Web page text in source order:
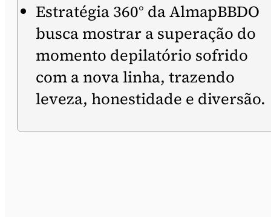
Estratégia 360° da AlmapBBDO
busca mostrar a superação do
momento depilatório sofrido
com a nova linha, trazendo
leveza, honestidade e diversão.